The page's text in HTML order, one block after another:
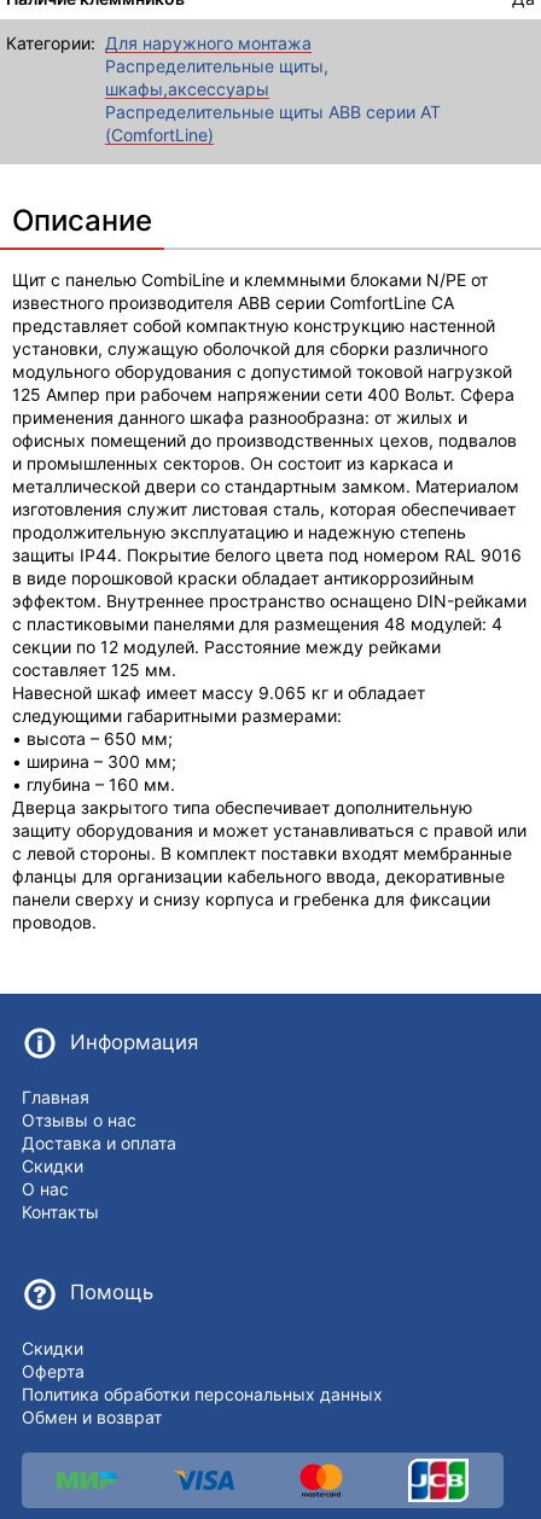
Категории: Для наружного монтажа
Распределительные щиты,
шкафы,аксессуары
Распределительные щиты ABB серии AT
(ComfortLine)
Описание
Щит с панелью CombiLine и клеммными блоками N/PE от
известного производителя ABB серии ComfortLine CA
представляет собой компактную конструкцию настенной
установки, служащую оболочкой для сборки различного
модульного оборудования с допустимой токовой нагрузкой
125 Ампер при рабочем напряжении сети 400 Вольт. Сфера
применения данного шкафа разнообразна: от жилых и
офисных помещений до производственных цехов, подвалов
и промышленных секторов. Он состоит из каркаса и
металлической двери со стандартным замком. Материалом
изготовления служит листовая сталь, которая обеспечивает
продолжительную эксплуатацию и надежную степень
защиты IP44. Покрытие белого цвета под номером RAL 9016
в виде порошковой краски обладает антикоррозийным
эффектом. Внутреннее пространство оснащено DIN-рейками
с пластиковыми панелями для размещения 48 модулей: 4
секции по 12 модулей. Расстояние между рейками
составляет 125 мм.
Навесной шкаф имеет массу 9.065 кг и обладает
следующими габаритными размерами:
• высота – 650 мм;
• ширина – 300 мм;
• глубина – 160 мм.
Дверца закрытого типа обеспечивает дополнительную
защиту оборудования и может устанавливаться с правой или
с левой стороны. В комплект поставки входят мембранные
фланцы для организации кабельного ввода, декоративные
панели сверху и снизу корпуса и гребенка для фиксации
проводов.
Информация
Главная
Отзывы о нас
Доставка и оплата
Скидки
О нас
Контакты
Помощь
Скидки
Оферта
Политика обработки персональных данных
Обмен и возврат